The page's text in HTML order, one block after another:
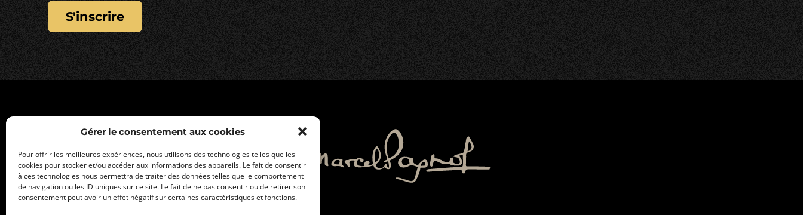
Gérer le consentement aux cookies
Pour offrir les meilleures expériences, nous utilisons des technologies telles que les
cookies pour stocker et/ou accéder aux informations des appareils. Le fait de consentir
à ces technologies nous permettra de traiter des données telles que le comportement
de navigation ou les ID uniques sur ce site. Le fait de ne pas consentir ou de retirer son
consentement peut avoir un effet négatif sur certaines caractéristiques et fonctions.
s'inscrire